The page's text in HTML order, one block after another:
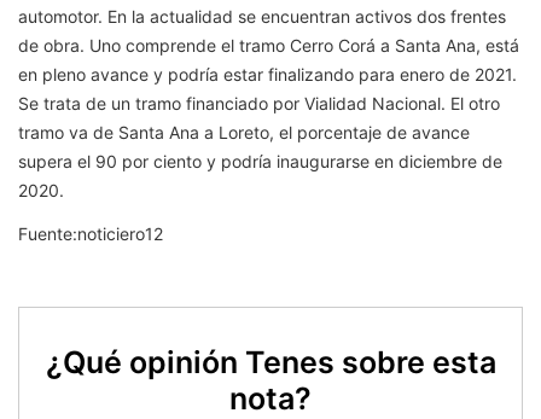
automotor. En la actualidad se encuentran activos dos frentes
de obra. Uno comprende el tramo Cerro Corá a Santa Ana, está
en pleno avance y podría estar finalizando para enero de 2021.
Se trata de un tramo financiado por Vialidad Nacional. El otro
tramo va de Santa Ana a Loreto, el porcentaje de avance
supera el 90 por ciento y podría inaugurarse en diciembre de
2020.
Fuente:noticiero12
¿Qué opinión Tenes sobre esta
nota?